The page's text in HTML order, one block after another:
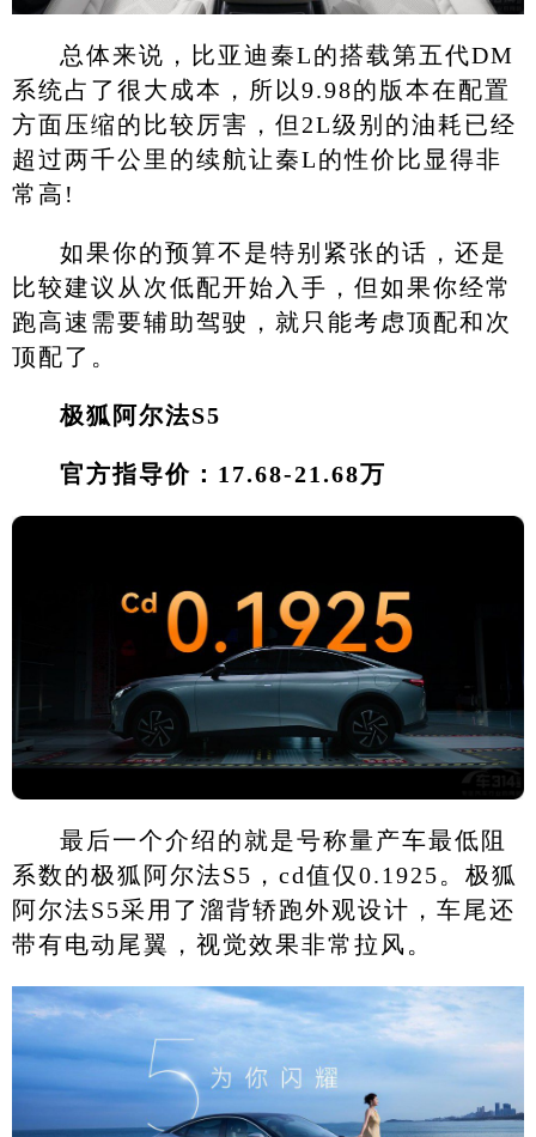
总体来说，比亚迪秦L的搭载第五代DM
系统占了很大成本，所以9.98的版本在配置
方面压缩的比较厉害，但2L级别的油耗已经
超过两千公里的续航让秦L的性价比显得非
常高!
如果你的预算不是特别紧张的话，还是
比较建议从次低配开始入手，但如果你经常
跑高速需要辅助驾驶，就只能考虑顶配和次
顶配了。
极狐阿尔法S5
官方指导价：17.68-21.68万
最后一个介绍的就是号称量产车最低阻
系数的极狐阿尔法S5，cd值仅0.1925。极狐
阿尔法S5采用了溜背轿跑外观设计，车尾还
带有电动尾翼，视觉效果非常拉风。